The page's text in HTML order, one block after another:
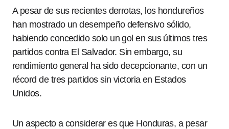
A pesar de sus recientes derrotas, los hondureños
han mostrado un desempeño defensivo sólido,
habiendo concedido solo un gol en sus últimos tres
partidos contra El Salvador. Sin embargo, su
rendimiento general ha sido decepcionante, con un
récord de tres partidos sin victoria en Estados
Unidos.
Un aspecto a considerar es que Honduras, a pesar